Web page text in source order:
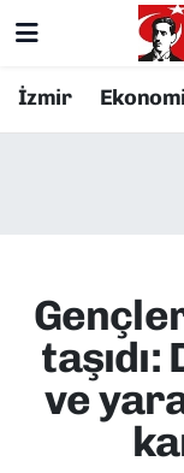
İzmir Ekonomi
ve
Resmi
EKONOMİ
KÜLTÜR
MAGAZİN
Konak
Süper Lig
Tüm
Son
Haber